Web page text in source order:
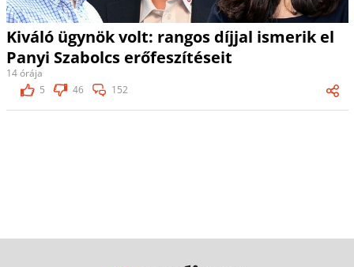
Kiváló ügynök volt: rangos díjjal ismerik el
Panyi Szabolcs erőfeszítéseit
14 órája
5
46 152